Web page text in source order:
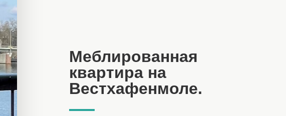
Меблированная
квартира на
Вестхафенмоле.